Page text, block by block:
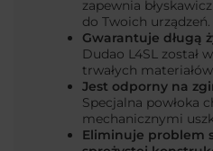
zapewnia
do Twoich urządzeń.
Gwarantuje długą
Dudao L4SL został
trwałych
Jest odporny na
Specjalna powłoka
mechanicznymi
Eliminuje problem